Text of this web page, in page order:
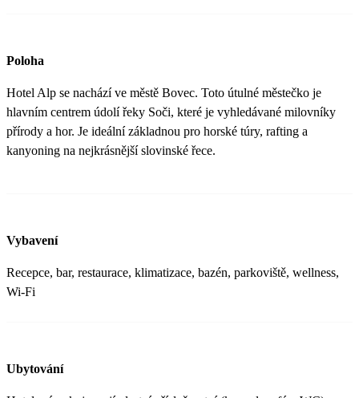
Poloha
Hotel Alp se nachází ve městě Bovec. Toto útulné městečko je
hlavním centrem údolí řeky Soči, které je vyhledávané milovníky
přírody a hor. Je ideální základnou pro horské túry, rafting a
kanyoning na nejkrásnější slovinské řece.
Vybavení
Recepce, bar, restaurace, klimatizace, bazén, parkoviště, wellness,
Wi-Fi
Ubytování